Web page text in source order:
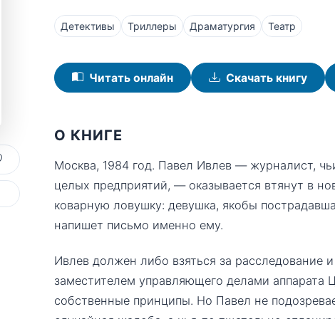
Детективы Триллеры Драматургия Театр
Читать онлайн Скачать книгу
О КНИГЕ
Москва, 1984 год. Павел Ивлев — журналист,
целых предприятий, — оказывается втянут в
коварную ловушку: девушка, якобы
напишет письмо именно ему.
Ивлев должен либо взяться за расследование
заместителем управляющего делами аппарата
собственные принципы. Но Павел не